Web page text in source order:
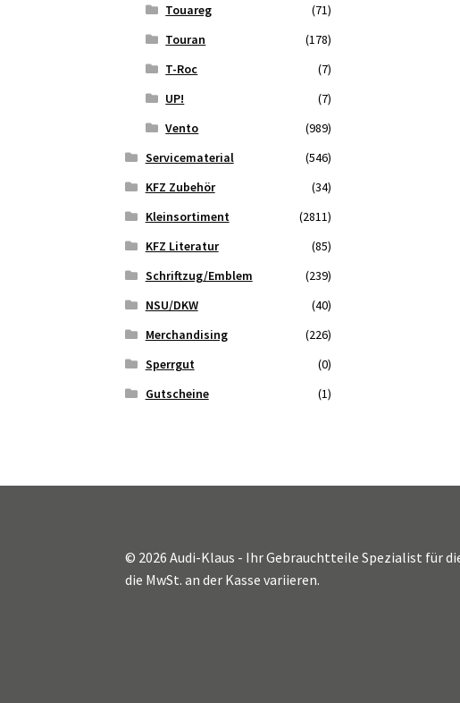
Touareg
(71)
Touran
(178)
T-Roc
(7)
UP!
(7)
Vento
(989)
Servicematerial
(546)
KFZ Zubehör
(34)
Kleinsortiment
(2811)
KFZ Literatur
(85)
Schriftzug/Emblem
(239)
NSU/DKW
(40)
Merchandising
(226)
Sperrgut
(0)
Gutscheine
(1)
© 2026 Audi-Klaus - Ihr Gebrauchtteile Spezialist für
die MwSt. an der Kasse variieren.